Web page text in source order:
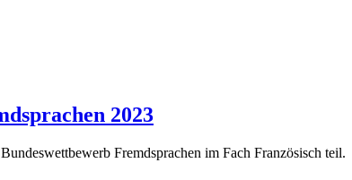
2023
Fremdsprachen im Fach Französisch teil.